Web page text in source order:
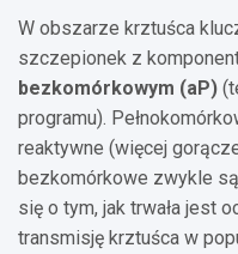
W obszarze krztuśca
szczepionek z
bezkomórkowym (aP)
programu).
reaktywne (więcej
bezkomórkowe zwykle
się o tym, jak trwała jest
transmisję krztuśca w